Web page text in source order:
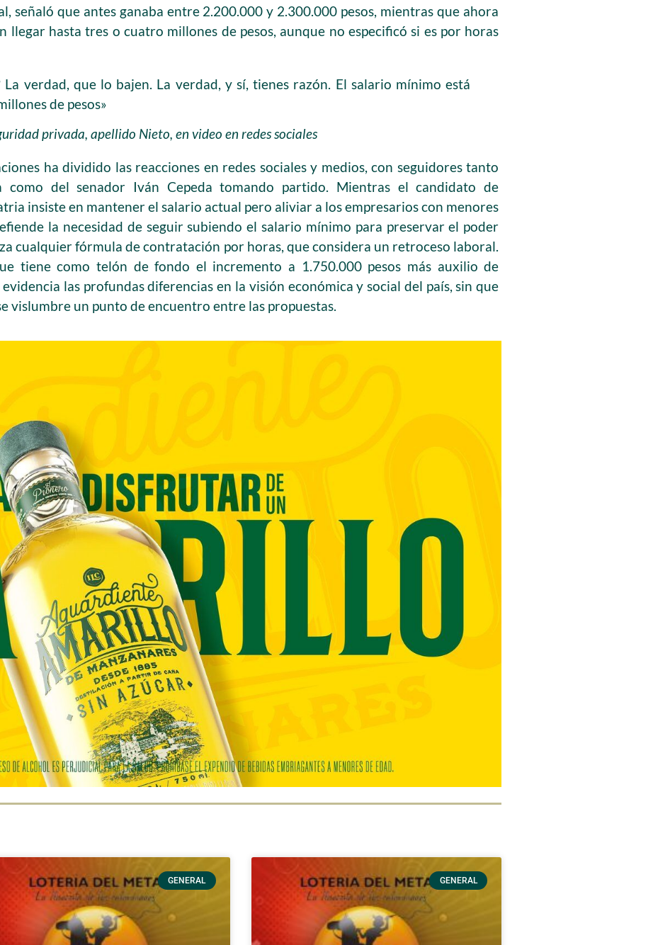
señaló que antes ganaba entre 2.200.000 y 2.300.000 pesos, mientras que ahora
llegar hasta tres o cuatro millones de pesos, aunque no especificó si es por horas
La verdad, que lo bajen. La verdad, y sí, tienes razón. El salario mínimo está
de pesos»
privada, apellido Nieto, en video en redes sociales
ha dividido las reacciones en redes sociales y medios, con seguidores tanto
como del senador Iván Cepeda tomando partido. Mientras el candidato de
insiste en mantener el salario actual pero aliviar a los empresarios con menores
la necesidad de seguir subiendo el salario mínimo para preservar el poder
cualquier fórmula de contratación por horas, que considera un retroceso laboral.
tiene como telón de fondo el incremento a 1.750.000 pesos más auxilio de
las profundas diferencias en la visión económica y social del país, sin que
vislumbre un punto de encuentro entre las propuestas.
GENERAL GENERAL